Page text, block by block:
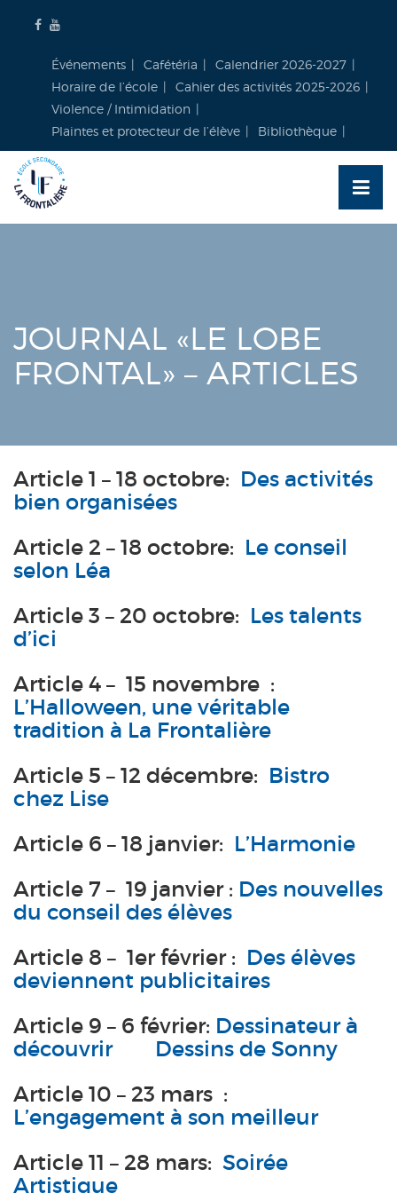
Événements Cafétéria
Calendrier 2026-2027
Horaire de l’école
Cahier des activités 2025-2026
Violence / Intimidation
Plaintes et protecteur de l’élève
Bibliothèque
JOURNAL «LE LOBE
FRONTAL» – ARTICLES
Article 1 – 18 octobre: Des activités
bien organisées
Article 2 – 18 octobre: Le conseil
selon Léa
Article 3 – 20 octobre: Les talents
d’ici
Article 4 – 15 novembre :
L’Halloween, une véritable
tradition à La Frontalière
Article 5 – 12 décembre: Bistro
chez Lise
Article 6 – 18 janvier: L’Harmonie
Article 7 – 19 janvier : Des nouvelles
du conseil des élèves
Article 8 – 1er février : Des élèves
deviennent publicitaires
Article 9 – 6 février: Dessinateur à
découvrir
Dessins de Sonny
Article 10 – 23 mars :
L’engagement à son meilleur
Article 11 – 28 mars: Soirée
Artistique